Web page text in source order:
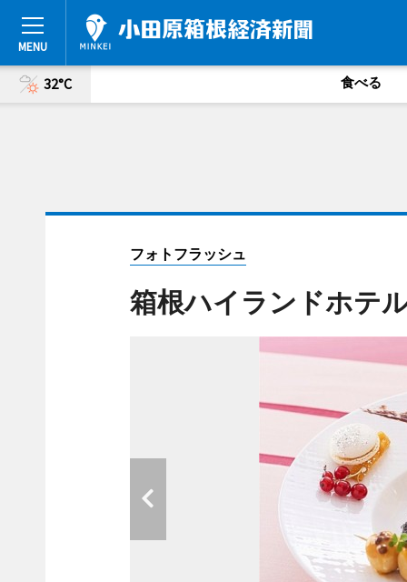
32°C 食べる
フォトフラッシュ
箱根ハイランドホテ